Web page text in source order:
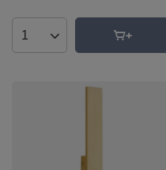
Ilość produktów